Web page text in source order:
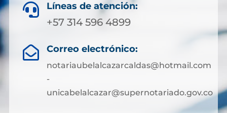
 Líneas de atención:
+57 314 596 4899
 Correo electrónico:
notariaubelalcazarcaldas@hotmail.com
-
unicabelalcazar@supernotariado.gov.co